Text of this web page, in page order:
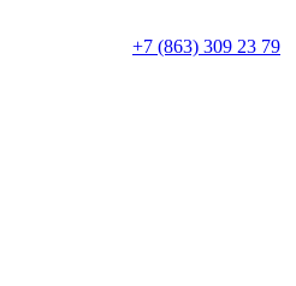
+7 (863) 309 23 79